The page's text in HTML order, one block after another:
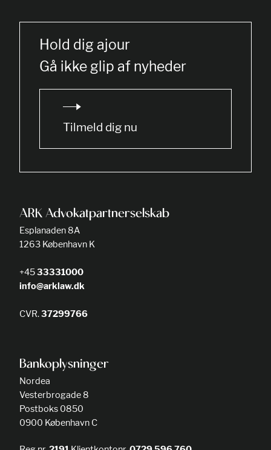
Hold dig ajour
Gå ikke glip af nyheder
Tilmeld dig nu
ARK Advokatpartnerselskab
Esplanaden 8A
1263 København K
+4533331000
info@arklaw.dk
CVR.37299766
Bankoplysninger
Nordea
Vesterbrogade 8
Postboks 0850
0900 København C